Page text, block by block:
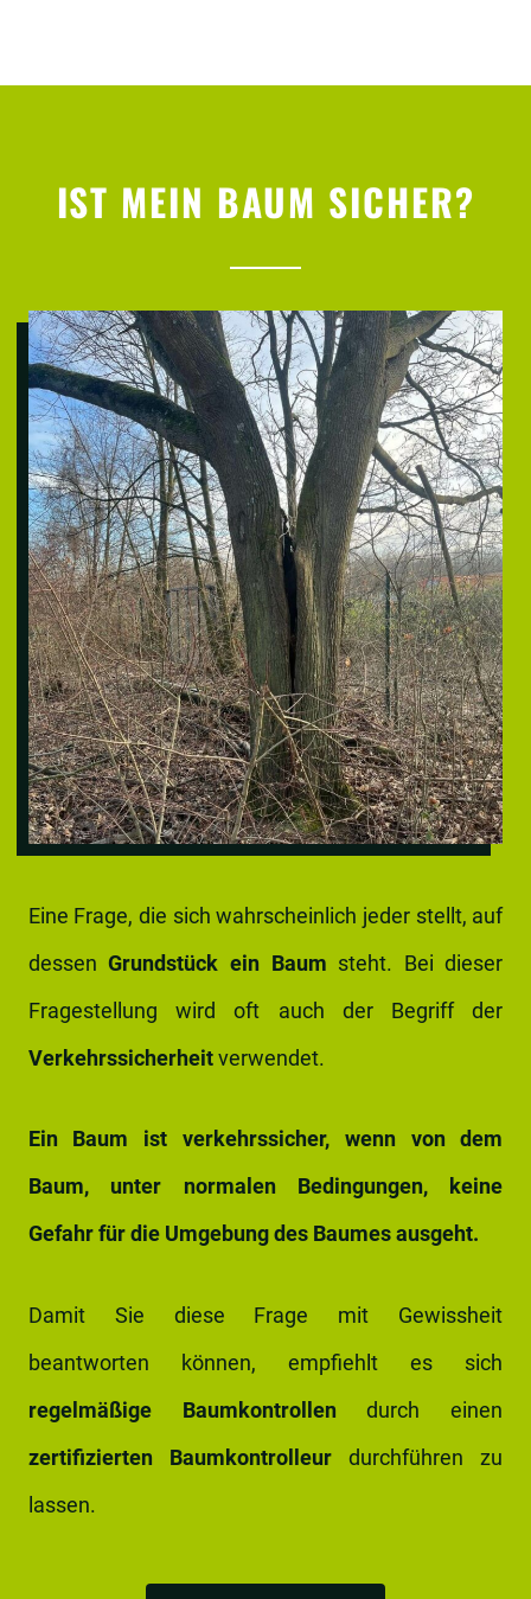
IST MEIN BAUM SICHER?
Eine Frage, die sich wahrscheinlich jeder stellt, auf
dessen Grundstück ein Baum steht. Bei dieser
Fragestellung wird oft auch der Begriff der
Verkehrssicherheitverwendet.
Ein Baum ist verkehrssicher, wenn von dem
Baum, unter normalen Bedingungen, keine
Gefahr für die Umgebung des Baumes ausgeht.
Damit Sie diese Frage mit Gewissheit
beantworten können, empfiehlt es sich
regelmäßige Baumkontrollen durch einen
zertifizierten Baumkontrolleurdurchführen zu
lassen.